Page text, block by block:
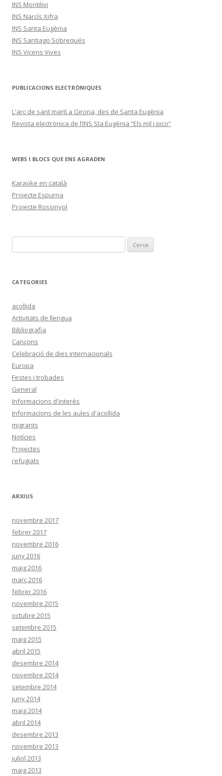
INS Montilivi
INS Narcís Xifra
INS Santa Eugènia
INS Santiago Sobrequés
INS Vicens Vives
PUBLICACIONS ELECTRÒNIQUES
L'arc de sant martí a Girona, des de Santa Eugènia
Revista electrònica de l’INS Sta Eugènia “Els mil i pico”
WEBS I BLOCS QUE ENS AGRADEN
Karaoke en català
Projecte Espurna
Projecte Rossinyol
e
c
CATEGORIES
acollida
Activitats de llengua
Bibliografia
Cançons
Celebració de dies internacionals
Europa
Festes i trobades
General
Informacions d'interès
Informacions de les aules d'acollida
migrants
Notícies
Projectes
refugiats
ARXIUS
novembre 2017
febrer 2017
novembre 2016
juny 2016
maig 2016
març 2016
febrer 2016
novembre 2015
octubre 2015
setembre 2015
maig 2015
abril 2015
desembre 2014
novembre 2014
setembre 2014
juny 2014
maig 2014
abril 2014
desembre 2013
novembre 2013
juliol 2013
maig 2013